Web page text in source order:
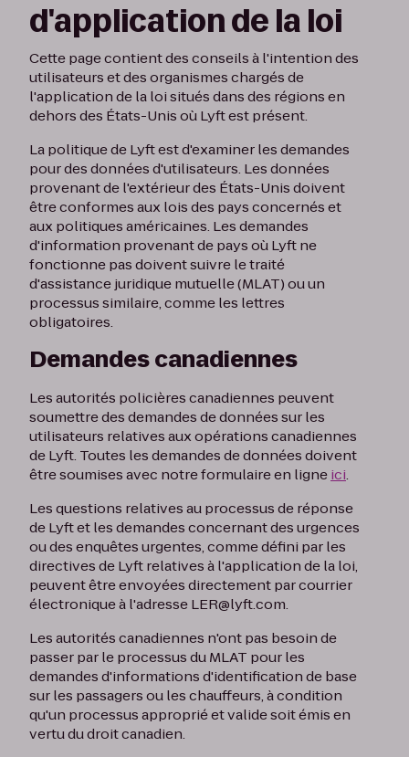
d'application de la loi
Cette page contient des conseils à l'intention des
utilisateurs et des organismes chargés de
l'application de la loi situés dans des régions en
dehors des États-Unis où Lyft est présent.
La politique de Lyft est d'examiner les demandes
pour des données d'utilisateurs. Les données
provenant de l'extérieur des États-Unis doivent
être conformes aux lois des pays concernés et
aux politiques américaines. Les demandes
d'information provenant de pays où Lyft ne
fonctionne pas doivent suivre le traité
d'assistance juridique mutuelle (MLAT) ou un
processus similaire, comme les lettres
obligatoires.
Demandes canadiennes
Les autorités policières canadiennes peuvent
soumettre des demandes de données sur les
utilisateurs relatives aux opérations canadiennes
de Lyft. Toutes les demandes de données doivent
être soumises avec notre formulaire en ligneici.
Les questions relatives au processus de réponse
de Lyft et les demandes concernant des urgences
ou des enquêtes urgentes, comme défini par les
directives de Lyft relatives à l'application de la loi,
peuvent être envoyées directement par courrier
électronique à l'adresse LER@lyft.com.
Les autorités canadiennes n'ont pas besoin de
passer par le processus du MLAT pour les
demandes d'informations d'identification de base
sur les passagers ou les chauffeurs, à condition
qu'un processus approprié et valide soit émis en
vertu du droit canadien.